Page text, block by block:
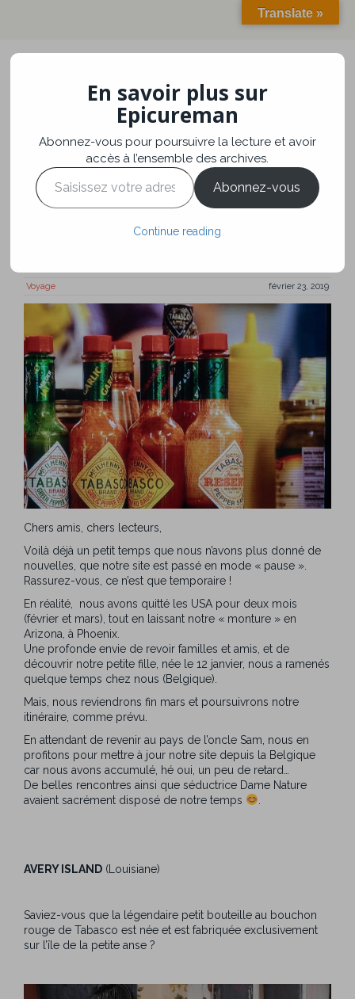
Avery Island (Louisiane)
et La Nasa (Houston,
Voyage février 23, 2019
Chers amis, chers lecteurs,
Voilà déjà un petit temps que nous n’avons plus donné de
nouvelles, que notre site est passé en mode « pause ».
Rassurez-vous, ce n’est que temporaire !
En réalité, nous avons quitté les USA pour deux mois
(février et mars), tout en laissant notre « monture » en
Arizona, à Phoenix.
Une profonde envie de revoir familles et amis, et de
découvrir notre petite fille, née le 12 janvier, nous a ramenés
quelque temps chez nous (Belgique).
Mais, nous reviendrons fin mars et poursuivrons notre
itinéraire, comme prévu.
En attendant de revenir au pays de l’oncle Sam, nous en
profitons pour mettre à jour notre site depuis la Belgique
car nous avons accumulé, hé oui, un peu de retard…
De belles rencontres ainsi que séductrice Dame Nature
avaient sacrément disposé de notre temps
AVERY ISLAND (Louisiane)
Saviez-vous que la légendaire petit bouteille au bouchon
rouge de Tabasco est née et est fabriquée exclusivement
sur l’île de la petite anse ?
Translate »
En savoir plus sur
Epicureman
Abonnez-vous pour poursuivre la lecture et avoir
accès à l’ensemble des archives.
Saisissez
votre
adresse
Abonnez-vous
Continue reading